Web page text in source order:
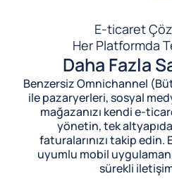
E-ticaret
Her Platformda
Daha Fazla
Benzersiz Omnichannel
ile pazaryerleri, sosyal
mağazanızı kendi e-
yönetin, tek
faturalarınızı takip edin.
uyumlu mobil
sürekli